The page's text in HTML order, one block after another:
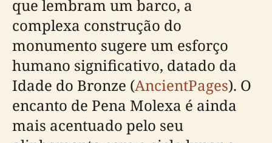
que lembram um barco, a
complexa construção do
monumento sugere um esforço
humano significativo, datado da
Idade do Bronze (AncientPages). O
encanto de Pena Molexa é ainda
mais acentuado pelo seu